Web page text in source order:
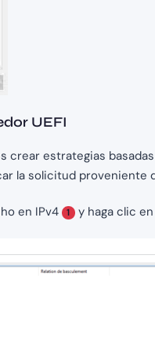
UEFI
crear estrategias
la solicitud proveniente
en IPv4 1 y haga clic